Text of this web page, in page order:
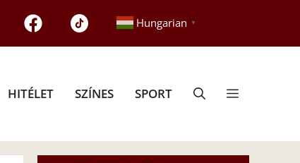
Hungarian ▼
HITÉLET SZÍNES SPORT